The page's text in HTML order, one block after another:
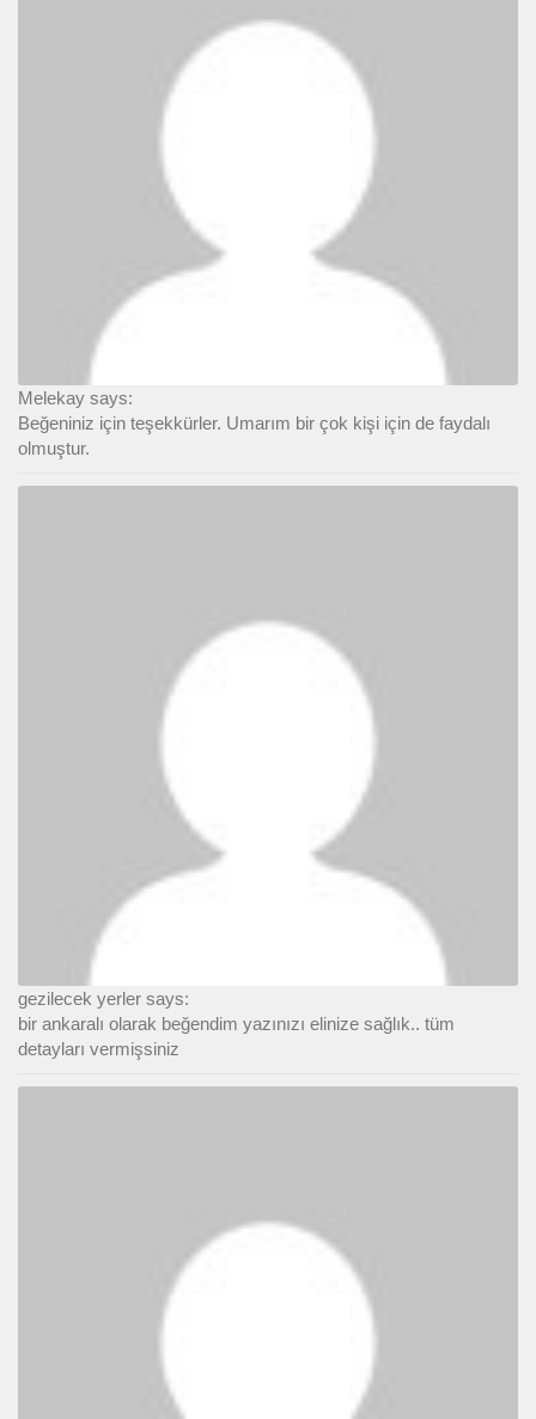
Melekay says:
Beğeniniz için teşekkürler. Umarım bir çok kişi için de faydalı
olmuştur.
gezilecek yerler says:
bir ankaralı olarak beğendim yazınızı elinize sağlık.. tüm
detayları vermişsiniz